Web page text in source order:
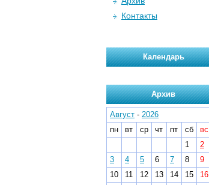
Контакты
Календарь
Архив
Август - 2026
пн
вт ср чт пт сб
вс
1
2
3
4 5 6 7 8
9
10
11 12 13 14 15
16